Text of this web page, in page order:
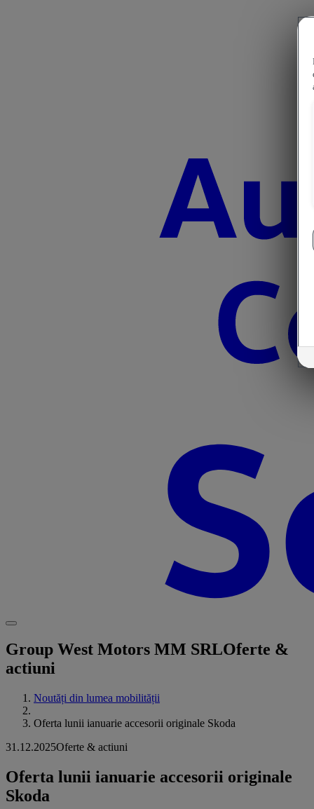
Group West Motors MM SRLOferte &
actiuni
Noutăți din lumea mobilității
Oferta lunii ianuarie accesorii originale Skoda
31.12.2025Oferte & actiuni
Oferta lunii ianuarie accesorii originale
Skoda